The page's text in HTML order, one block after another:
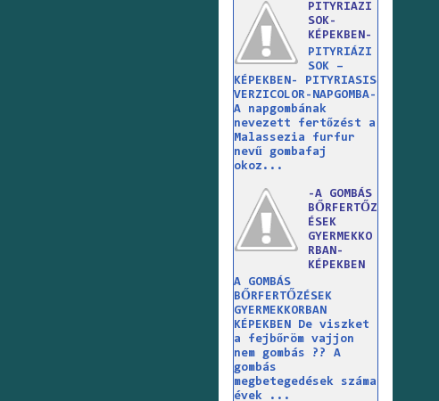
PITYRIAZI
SOK-
KÉPEKBEN-
PITYRIÁZI
SOK –
KÉPEKBEN- PITYRIASIS
VERZICOLOR-NAPGOMBA-
A napgombának
nevezett fertőzést a
Malassezia furfur
nevű gombafaj
okoz...
-A GOMBÁS
BŐRFERTŐZ
ÉSEK
GYERMEKKO
RBAN-
KÉPEKBEN
A GOMBÁS
BŐRFERTŐZÉSEK
GYERMEKKORBAN
KÉPEKBEN De viszket
a fejbőröm vajjon
nem gombás ?? A
gombás
megbetegedések száma
évek ...